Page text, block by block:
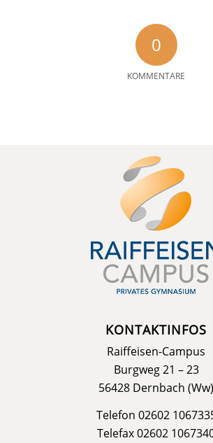
0
KOMMENTARE
KONTAKTINFOS
Raiffeisen-Campus
Burgweg 21 – 23
56428 Dernbach (Ww)
Telefon 02602
Telefax 02602